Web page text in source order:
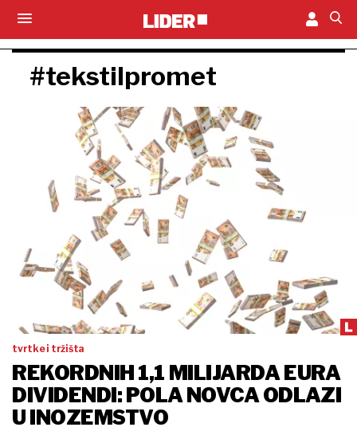
#tekstilpromet
tvrtke i tržišta
REKORDNIH 1,1 MILIJARDA EURA
DIVIDENDI: POLA NOVCA ODLAZI
U INOZEMSTVO